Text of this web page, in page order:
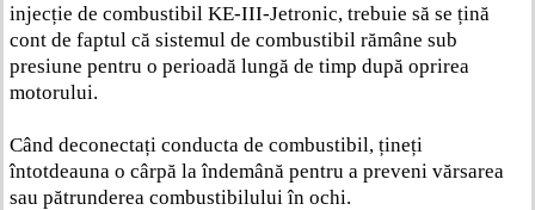
injecție de combustibil KE-III-Jetronic, trebuie să se țină
cont de faptul că sistemul de combustibil rămâne sub
presiune pentru o perioadă lungă de timp după oprirea
motorului.
Când deconectați conducta de combustibil, țineți
întotdeauna o cârpă la îndemână pentru a preveni vărsarea
sau pătrunderea combustibilului în ochi.